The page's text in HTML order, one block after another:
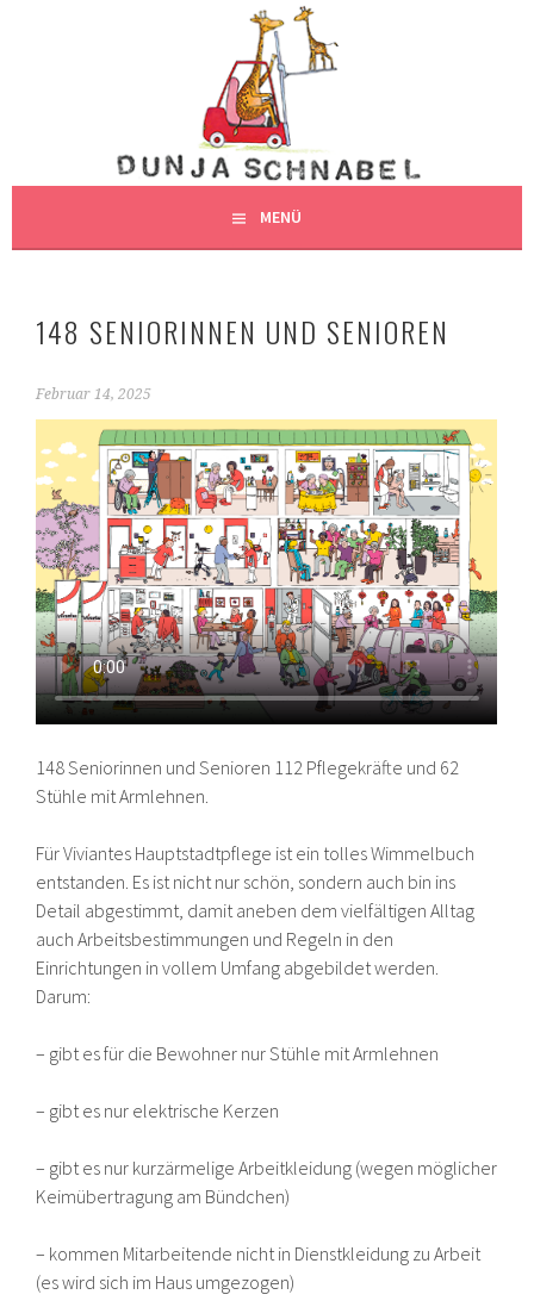
DUNJAS SCHNABEL
ILLUSTRATION
DUNJA SCHNABEL, ILLUSTRATION, HAMBURG
MENÜ
148 SENIORINNEN UND SENIOREN
Februar 14, 2025
148 Seniorinnen und Senioren 112 Pflegekräfte und 62
Stühle mit Armlehnen.
Für Viviantes Hauptstadtpflege ist ein tolles Wimmelbuch
entstanden. Es ist nicht nur schön, sondern auch bin ins
Detail abgestimmt, damit aneben dem vielfältigen Alltag
auch Arbeitsbestimmungen und Regeln in den
Einrichtungen in vollem Umfang abgebildet werden.
Darum:
– gibt es für die Bewohner nur Stühle mit Armlehnen
– gibt es nur elektrische Kerzen
– gibt es nur kurzärmelige Arbeitkleidung (wegen möglicher
Keimübertragung am Bündchen)
– kommen Mitarbeitende nicht in Dienstkleidung zu Arbeit
(es wird sich im Haus umgezogen)